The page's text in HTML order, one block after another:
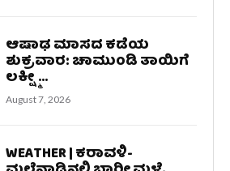
ಆಷಾಢ ಮಾಸದ ಕಡೆಯ
ಶುಕ್ರವಾರ: ಚಾಮುಂಡಿ ತಾಯಿಗೆ
ಲಕ್ಷ್ಮೀ...
August 7, 2026
WEATHER | ಕರಾವಳಿ-